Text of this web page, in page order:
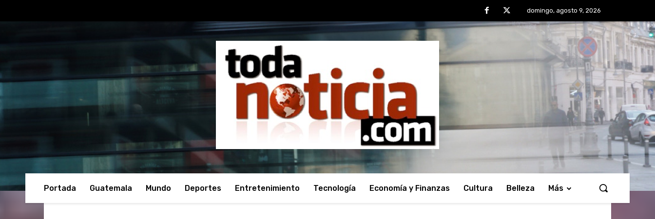
domingo, agosto 9, 2026
Portada Guatemala Mundo Deportes Entretenimiento Tecnología Economía y Finanzas Cultura Belleza Más